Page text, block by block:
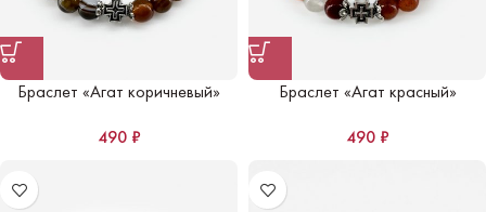
Браслет «Агат коричневый»
490 ₽
Браслет «Агат красный»
490 ₽